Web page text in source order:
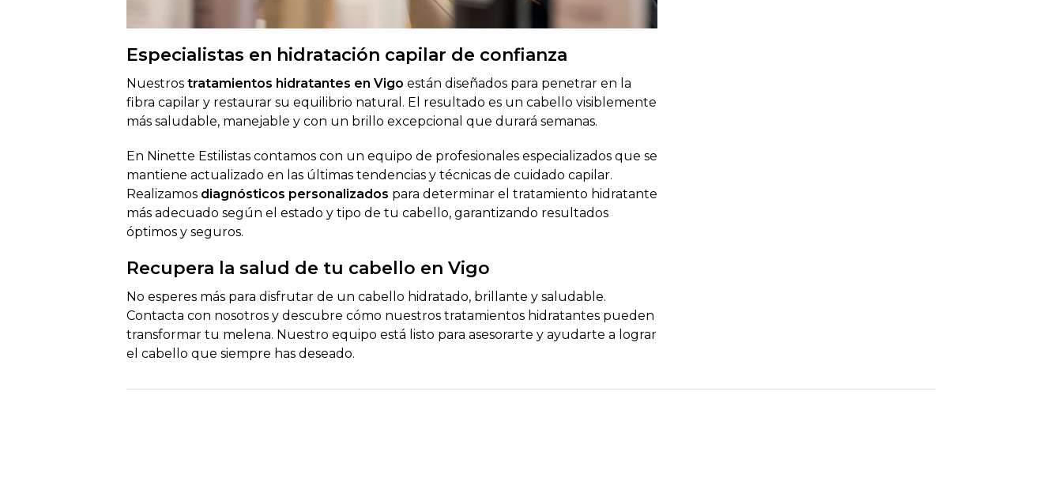
Especialistas en hidratación capilar de confianza
Nuestros tratamientos hidratantes en Vigo están diseñados para penetrar en la
fibra capilar y restaurar su equilibrio natural. El resultado es un cabello visiblemente
más saludable, manejable y con un brillo excepcional que durará semanas.
En Ninette Estilistas contamos con un equipo de profesionales especializados que se
mantiene actualizado en las últimas tendencias y técnicas de cuidado capilar.
Realizamos diagnósticos personalizados para determinar el tratamiento hidratante
más adecuado según el estado y tipo de tu cabello, garantizando resultados
óptimos y seguros.
Recupera la salud de tu cabello en Vigo
No esperes más para disfrutar de un cabello hidratado, brillante y saludable.
Contacta con nosotros y descubre cómo nuestros tratamientos hidratantes pueden
transformar tu melena. Nuestro equipo está listo para asesorarte y ayudarte a lograr
el cabello que siempre has deseado.